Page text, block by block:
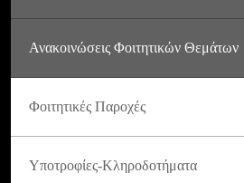
Ανακοινώσεις Φοιτητικών Θεμάτων
Φοιτητικές Παροχές
Υποτροφίες-Κληροδοτήματα